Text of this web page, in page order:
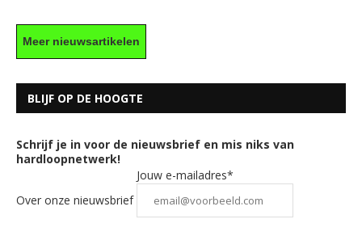
Meer nieuwsartikelen
BLIJF OP DE HOOGTE
Schrijf je in voor de nieuwsbrief en mis niks van
hardloopnetwerk!
Over onze nieuwsbrief
Jouw e-mailadres*